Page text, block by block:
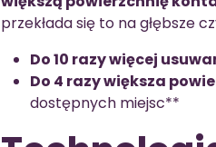
przekłada się to na głębsze
Do 10 razy więcej
Do 4 razy większa
dostępnych miejsc**